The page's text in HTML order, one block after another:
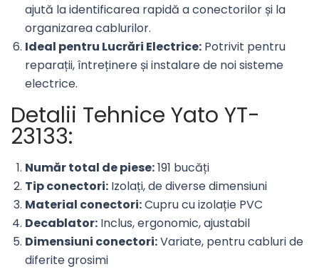
ajută la identificarea rapidă a conectorilor și la
organizarea cablurilor.
Ideal pentru Lucrări Electrice: Potrivit pentru
reparații, întreținere și instalare de noi sisteme
electrice.
Detalii Tehnice Yato YT-
23133:
Număr total de piese:191 bucăți
Tip conectori: Izolați, de diverse dimensiuni
Material conectori:Cupru cu izolație PVC
Decablator: Inclus, ergonomic, ajustabil
Dimensiuni conectori:Variate, pentru cabluri de
diferite grosimi